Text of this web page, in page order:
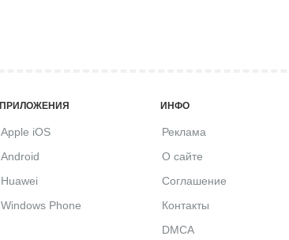
ПРИЛОЖЕНИЯ
Apple iOS
Android
Huawei
Windows Phone
ИНФО
Реклама
О сайте
Соглашение
Контакты
DMCA